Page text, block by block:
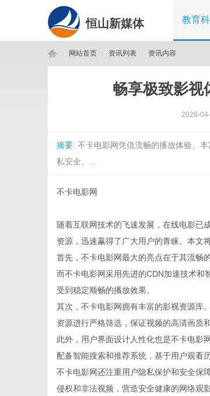
恒山新媒体 教育
网站首页 资讯列表 资讯内容
畅享极致影视
2026-
摘要: 不卡电影网凭借流畅的播放体验、
私安全。...
不卡电影网
随着互联网技术的飞速发展，在线电影已
资源，迅速赢得了广大用户的青睐。本文
首先，不卡电影网最大的亮点在于其流畅
而不卡电影网采用先进的CDN加速技术和
受到稳定顺畅的播放效果。
其次，不卡电影网拥有丰富的影视资源库
资源进行严格筛选，保证视频的高清画质
此外，用户界面设计人性化也是不卡电影
配备智能搜索和推荐系统，基于用户观看
不卡电影网还注重用户隐私保护和安全保
侵权和非法视频，营造安全健康的网络观影